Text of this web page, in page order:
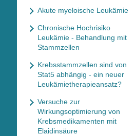
Akute myeloische Leukämie
Chronische Hochrisiko
Leukämie - Behandlung mit
Stammzellen
Krebsstammzellen sind von
Stat5 abhängig - ein neuer
Leukämietherapieansatz?
Versuche zur
Wirkungsoptimierung von
Krebsmedikamenten mit
Elaidinsäure